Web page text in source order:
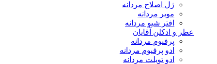
ژل اصلاح مردانه
موبر مردانه
افتر شیو مردانه
عطر و ادکلن آقایان
پرفیوم مردانه
ادو پرفیوم مردانه
ادو تویلت مردانه